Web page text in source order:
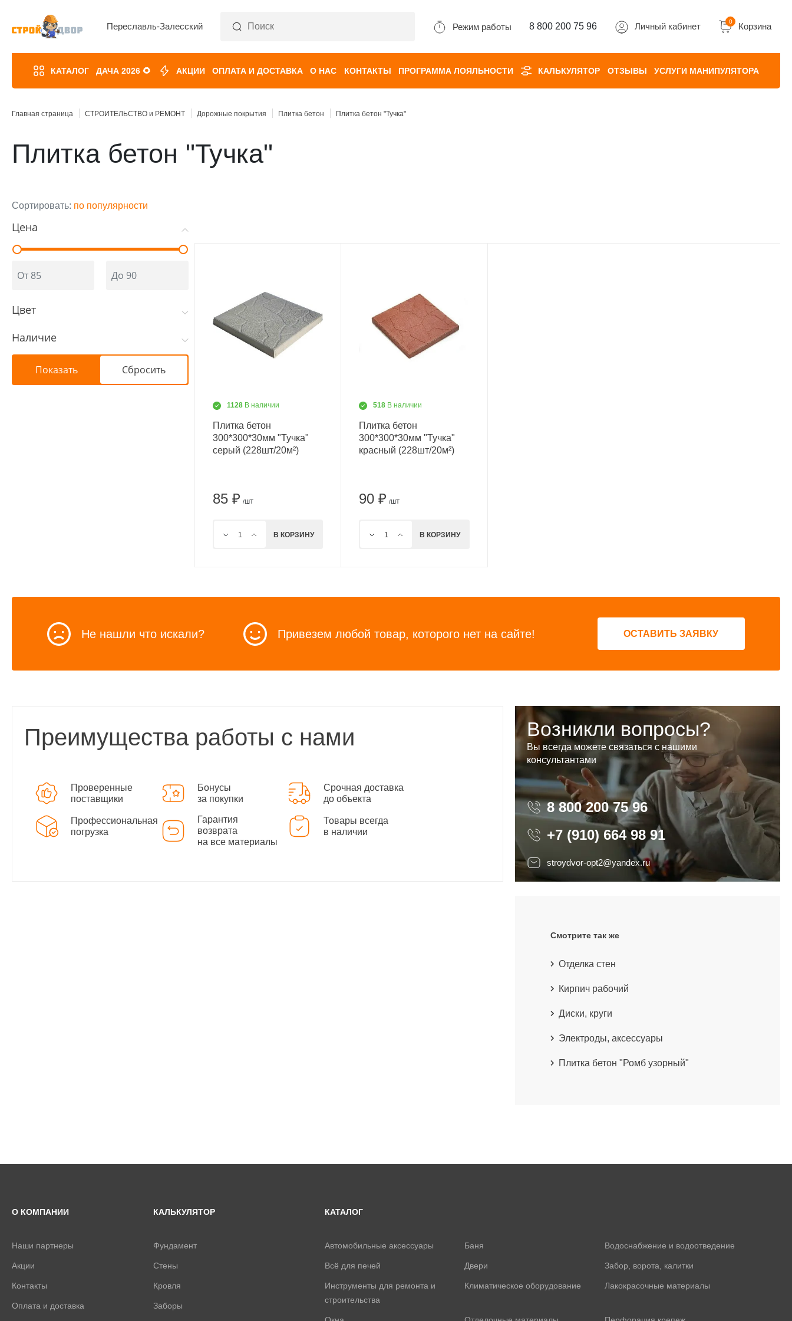
Переславль-Залесский Режим работы 8 800 200 75 96 Личный кабинет 0 Корзина
КАТАЛОГ ДАЧА 2026 🌻 АКЦИИ ОПЛАТА И ДОСТАВКА О НАС КОНТАКТЫ ПРОГРАММА ЛОЯЛЬНОСТИ КАЛЬКУЛЯТОР ОТЗЫВЫ УСЛУГИ МАНИПУЛЯТОРА
Главная страница СТРОИТЕЛЬСТВО и РЕМОНТ Дорожные покрытия Плитка бетон Плитка бетон "Тучка"
Плитка бетон "Тучка"
Сортировать: по популярности
Цена
Цвет
Наличие
1128 В наличии
Плитка бетон
300*300*30мм "Тучка"
серый (228шт/20м²)
85 ₽ /ШТ
В КОРЗИНУ
518 В наличии
Плитка бетон
300*300*30мм "Тучка"
красный (228шт/20м²)
90 ₽ /ШТ
В КОРЗИНУ
Не нашли что искали? Привезем любой товар, которого нет на сайте! ОСТАВИТЬ ЗАЯВКУ
Преимущества работы с нами
Проверенные
поставщики
Бонусы
за покупки
Срочная доставка
до объекта
Профессиональная
погрузка
Гарантия
возврата
на все материалы
Товары всегда
в наличии
Возникли вопросы?
Вы всегда можете связаться с нашими
консультантами
8 800 200 75 96 8 800 200 75 96
+7 (910) 664 98 91
stroydvor-opt2@yandex.ru
Смотрите так же
Отделка стен
Кирпич рабочий
Диски, круги
Электроды, аксессуары
Плитка бетон "Ромб узорный"
О КОМПАНИИ
Наши партнеры
Акции
Контакты
Оплата и доставка
КАЛЬКУЛЯТОР
Фундамент
Стены
Кровля
Заборы
КАТАЛОГ
Автомобильные аксессуары Баня Водоснабжение и водоотведение
Всё для печей Двери Забор, ворота, калитки
Инструменты для ремонта и
строительства
Климатическое оборудование Лакокрасочные материалы